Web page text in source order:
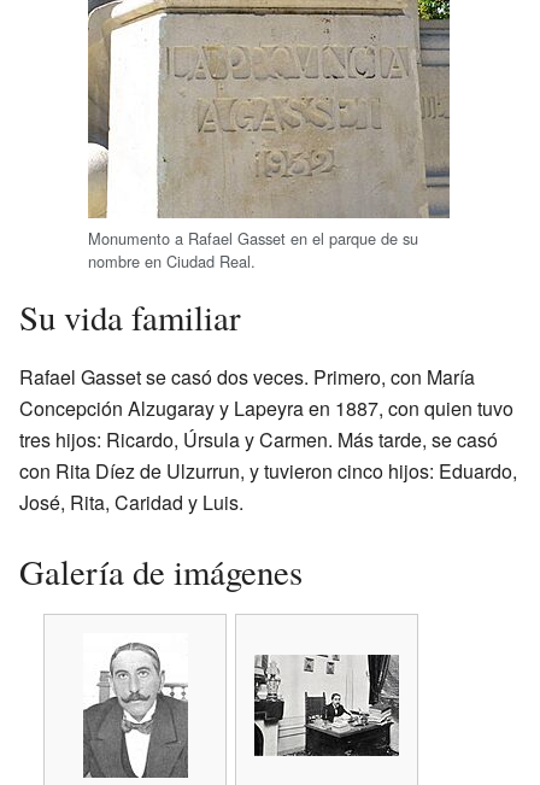
Monumento a Rafael Gasset en el parque de su
nombre en Ciudad Real.
Su vida familiar
Rafael Gasset se casó dos veces. Primero, con María
Concepción Alzugaray y Lapeyra en 1887, con quien tuvo
tres hijos: Ricardo, Úrsula y Carmen. Más tarde, se casó
con Rita Díez de Ulzurrun, y tuvieron cinco hijos: Eduardo,
José, Rita, Caridad y Luis.
Galería de imágenes